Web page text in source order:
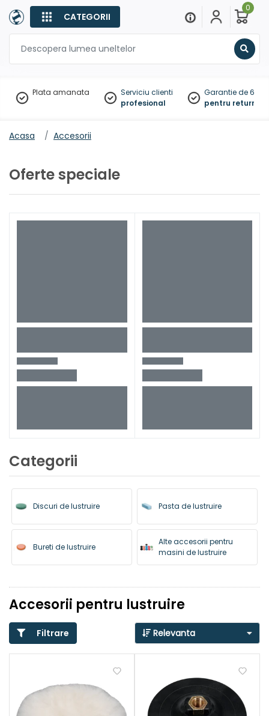
CATEGORII
0
Plata amanata
Serviciu clienti
profesional
Garantie de 60
pentru
Acasa Accesorii
Oferte speciale
Categorii
Discuri de lustruire Pasta de lustruire
Bureti de lustruire
Alte accesorii pentru
masini de lustruire
Accesorii pentru lustruire
Filtrare Relevanta